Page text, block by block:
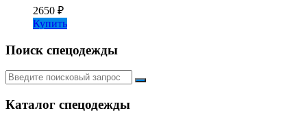
2650 ₽
Купить
Поиск спецодежды
Искать:
Каталог спецодежды